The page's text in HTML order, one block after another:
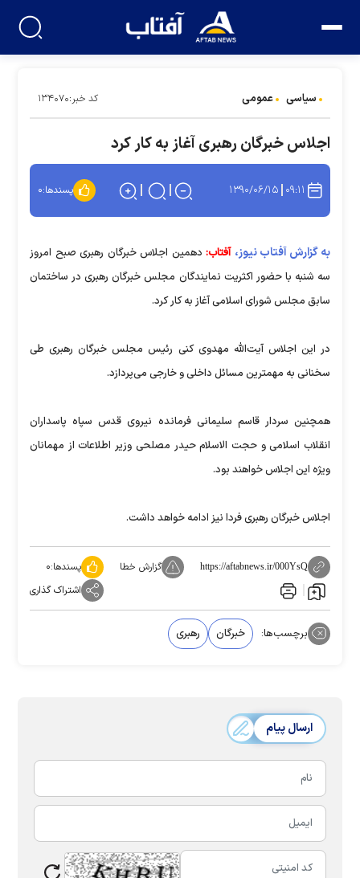
سیاسی عمومی کد خبر:۱۳۴۰۷۰
اجلاس خبرگان رهبری آغاز به کار کرد
۰۹:۱۱ ۱۳۹۰/۰۶/۱۵ پسندها:۰
به گزارش آفتاب نیوز، آفتاب: دهمین اجلاس خبرگان رهبری صبح امروز
سه شنبه با حضور اکثریت نمایندگان مجلس خبرگان رهبری در ساختمان
سابق مجلس شورای اسلامی آغاز به کار کرد.
در این اجلاس آیت‌الله مهدوی کنی رئیس مجلس خبرگان رهبری طی
سخنانی به مهمترین مسائل داخلی و خارجی می‌پردازد.
همچنین سردار قاسم سلیمانی فرمانده نیروی قدس سپاه پاسداران
انقلاب اسلامی و حجت الاسلام حیدر مصلحی وزیر اطلاعات از مهمانان
ویژه این اجلاس خواهند بود.
اجلاس خبرگان رهبری فردا نیز ادامه خواهد داشت.
https://aftabnews.ir/000YsQ گزارش خطا پسندها:۰
اشتراک گذاری
برچسب‌ها: خبرگان رهبری
ارسال پیام